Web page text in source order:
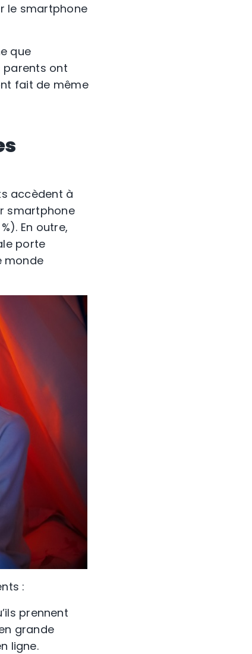
le smartphone
que
parents ont
fait de même
accèdent à
smartphone
En outre,
porte
monde
:
prennent
grande
ligne.